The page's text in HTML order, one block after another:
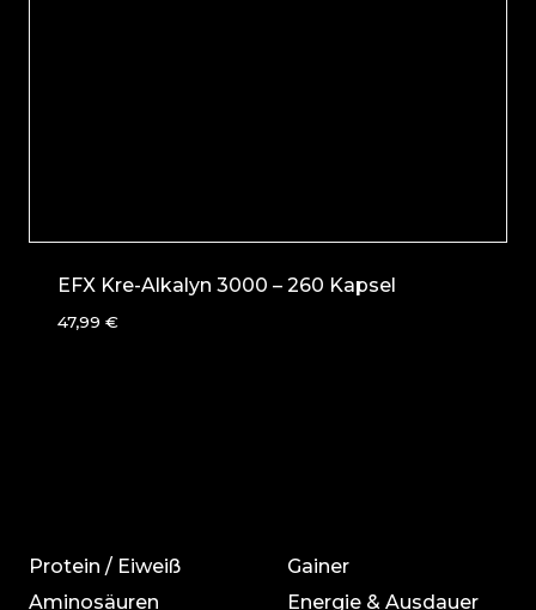
EFX Kre-Alkalyn 3000 – 260 Kapsel
47,99 €
Protein / Eiweiß
Aminosäuren
Gainer
Energie & Ausdauer